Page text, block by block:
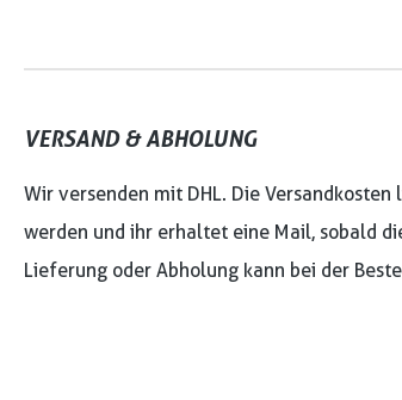
VERSAND & ABHOLUNG
Wir versenden mit DHL. Die
werden und ihr erhaltet eine Mail, sobald
Lieferung oder Abholung kann bei der